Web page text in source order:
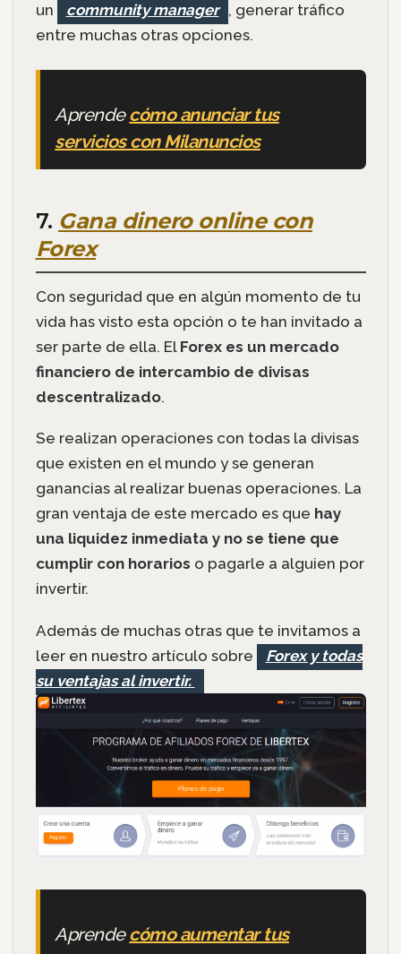
un
community manager , generar tráfico
entre muchas otras opciones.
Aprendecómo anunciar tus
servicios con Milanuncios
7. Gana dinero online con
Forex
Con seguridad que en algún momento de tu
vida has visto esta opción o te han invitado a
ser parte de ella. El Forex es un mercado
financiero de intercambio de divisas
descentralizado.
Se realizan operaciones con todas la divisas
que existen en el mundo y se generan
ganancias al realizar buenas operaciones. La
gran ventaja de este mercado es que hay
una liquidez inmediata y no se tiene que
cumplir con horarios o pagarle a alguien por
invertir.
Además de muchas otras que te invitamos a
leer en nuestro artículo sobre
Forex y todas
su ventajas al invertir.
Aprendecómo aumentar tus